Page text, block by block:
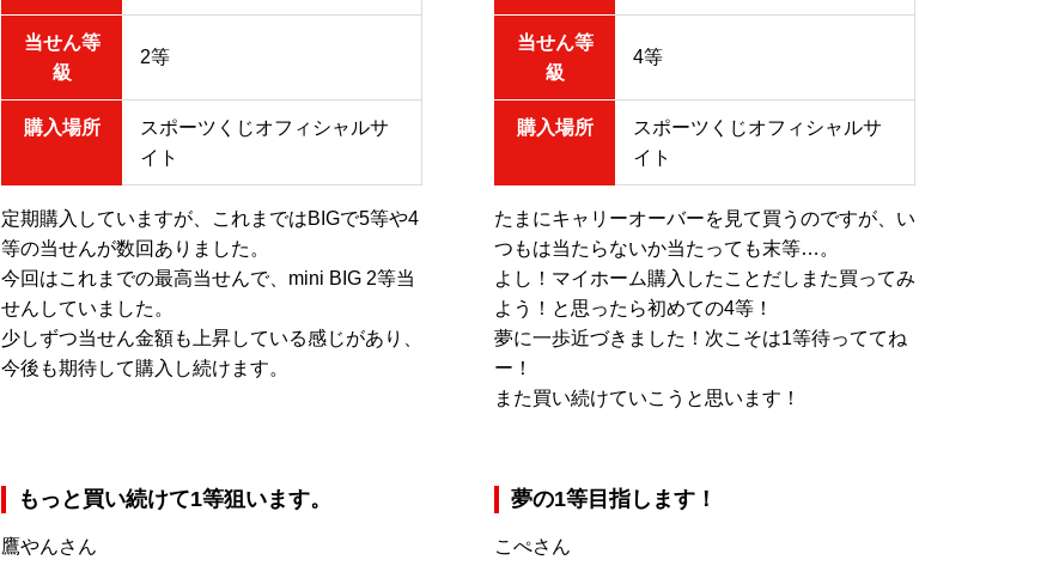
当せん等
級
2等
購入場所
スポーツくじオフィシャルサ
イト
定期購入していますが、これまではBIGで5等や4
等の当せんが数回ありました。
今回はこれまでの最高当せんで、mini BIG 2等当
せんしていました。
少しずつ当せん金額も上昇している感じがあり、
今後も期待して購入し続けます。
当せん等
級
4等
購入場所
スポーツくじオフィシャルサ
イト
たまにキャリーオーバーを見て買うのですが、い
つもは当たらないか当たっても末等…。
よし！マイホーム購入したことだしまた買ってみ
よう！と思ったら初めての4等！
夢に一歩近づきました！次こそは1等待っててね
ー！
また買い続けていこうと思います！
もっと買い続けて1等狙います。
鷹やんさん
夢の1等目指します！
こぺさん